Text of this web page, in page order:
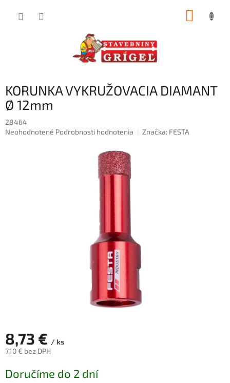
KORUNKA VYKRUŽOVACIA DIAMANT
Ø 12mm
28464
Priemerné
Neohodnotené Podrobnosti hodnotenia Značka: FESTA
8,73 € / ks
7,10 € bez DPH
cena:
Doručíme do 2 dní